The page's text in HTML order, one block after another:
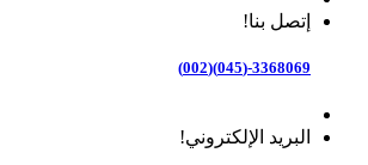
إتصل بنا!
3368069-(045)(002)
البريد الإلكتروني!